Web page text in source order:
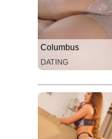
Columbus
DATING